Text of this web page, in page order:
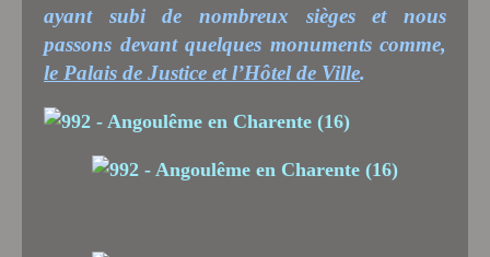
ayant subi de nombreux sièges et nous
passons devant quelques monuments comme,
le Palais de Justice et l’Hôtel de Ville.